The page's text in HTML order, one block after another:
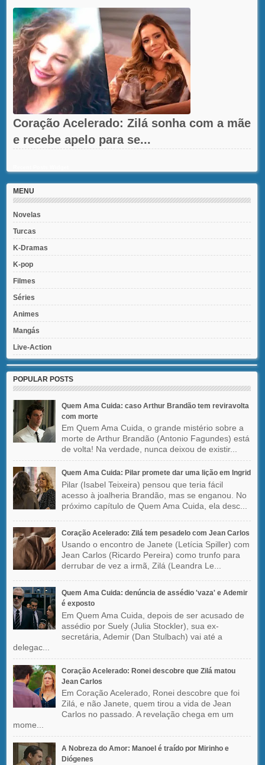
Coração Acelerado: Zilá sonha com a mãe
e recebe apelo para se...
MENU
Novelas
Turcas
K-Dramas
K-pop
Filmes
Séries
Animes
Mangás
Live-Action
POPULAR POSTS
Quem Ama Cuida: caso Arthur Brandão tem reviravolta
com morte
Em Quem Ama Cuida, o grande mistério sobre a
morte de Arthur Brandão (Antonio Fagundes) está
de volta! Na verdade, nunca deixou de existir...
Quem Ama Cuida: Pilar promete dar uma lição em Ingrid
Pilar (Isabel Teixeira) pensou que teria fácil
acesso à joalheria Brandão, mas se enganou. No
próximo capítulo de Quem Ama Cuida, ela desc...
Coração Acelerado: Zilá tem pesadelo com Jean Carlos
Usando o encontro de Janete (Letícia Spiller) com
Jean Carlos (Ricardo Pereira) como trunfo para
derrubar de vez a irmã, Zilá (Leandra Le...
Quem Ama Cuida: denúncia de assédio 'vaza' e Ademir
é exposto
Em Quem Ama Cuida, depois de ser acusado de
assédio por Suely (Julia Stockler), sua ex-
secretária, Ademir (Dan Stulbach) vai até a
delegac...
Coração Acelerado: Ronei descobre que Zilá matou
Jean Carlos
Em Coração Acelerado, Ronei descobre que foi
Zilá, e não Janete, quem tirou a vida de Jean
Carlos no passado. A revelação chega em um
mome...
A Nobreza do Amor: Manoel é traído por Mirinho e
Diógenes